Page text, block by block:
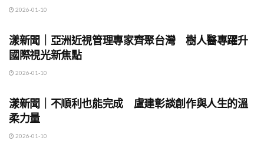
2026-01-10
漾新聞｜亞洲近視管理專家齊聚台灣 樹人醫專躍升
國際視光新焦點
2026-01-10
漾新聞｜不順利也能完成 盧建彰談創作與人生的溫
柔力量
2026-01-10